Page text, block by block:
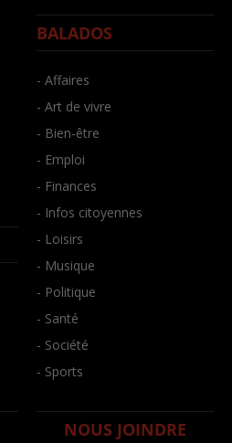
BALADOS
- Affaires
- Art de vivre
- Bien-être
- Emploi
- Finances
- Infos citoyennes
- Loisirs
- Musique
- Politique
- Santé
- Société
- Sports
NOUS JOINDRE